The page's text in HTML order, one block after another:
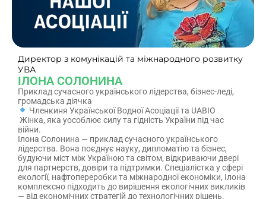
Директор з комунікацій та міжнародного розвитку
УВА
ІЛОНА СОЛОНИНА
Приклад сучасного українського лідерства, бізнес-леді,
громадська діячка
Членкиня Української Водної Асоціації та UABIO
Жінка, яка уособлює силу та гідність України під час
війни.
Ілона Солонина — приклад сучасного українського
лідерства. Вона поєднує науку, дипломатію та бізнес,
будуючи міст між Україною та світом, відкриваючи двері
для партнерств, довіри та підтримки. Спеціалістка у сфері
екології, нафтопереробки та міжнародної економіки, Ілона
комплексно підходить до вирішення екологічних викликів
— від економічних стратегій до технологічних рішень.